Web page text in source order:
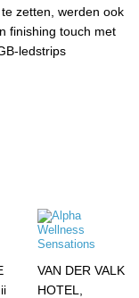
zetten, werden ook
finishing touch met
ledstrips
VAN DER VALK
HOTEL,